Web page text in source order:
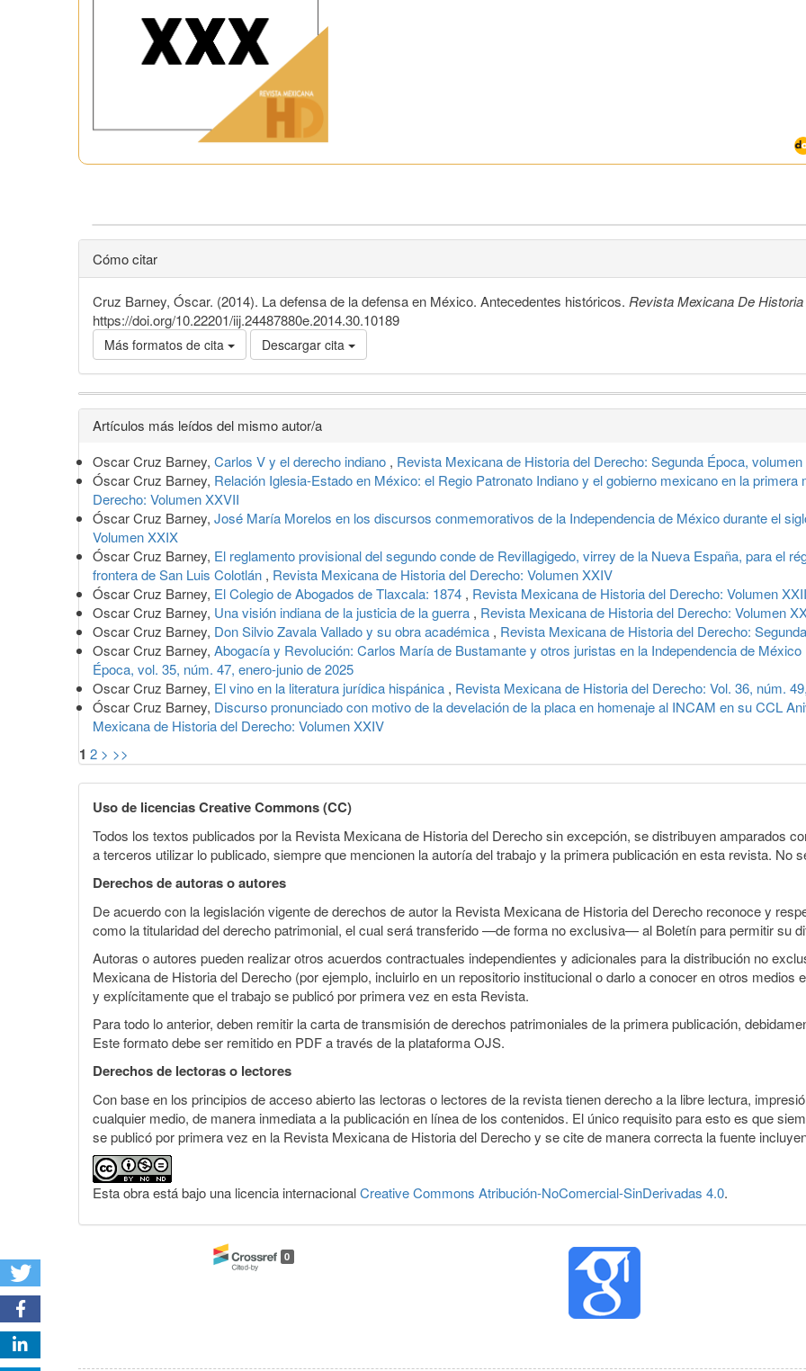
Cómo citar
Cruz Barney, Óscar. (2014). La defensa de la defensa en México. Antecedentes históricos. Revista Mexicana De
https://doi.org/10.22201/iij.24487880e.2014.30.10189
Más formatos de cita Descargar cita
Detalles
del
artículo
Artículos más leídos del mismo autor/a
Oscar Cruz Barney, Carlos V y el derecho indiano , Revista Mexicana de Historia del Derecho: Segunda Época,
Óscar Cruz Barney, Relación Iglesia-Estado en México: el Regio Patronato Indiano y el gobierno mexicano en la
Derecho: Volumen XXVII
Óscar Cruz Barney, José María Morelos en los discursos conmemorativos de la Independencia de México durante el
Volumen XXIX
Óscar Cruz Barney, El reglamento provisional del segundo conde de Revillagigedo, virrey de la Nueva España, para el
frontera de San Luis Colotlán , Revista Mexicana de Historia del Derecho: Volumen XXIV
Óscar Cruz Barney, El Colegio de Abogados de Tlaxcala: 1874 , Revista Mexicana de Historia del Derecho: Volumen
Oscar Cruz Barney, Una visión indiana de la justicia de la guerra , Revista Mexicana de Historia del Derecho: Volumen
Oscar Cruz Barney, Don Silvio Zavala Vallado y su obra académica , Revista Mexicana de Historia del Derecho:
Oscar Cruz Barney, Abogacía y Revolución: Carlos María de Bustamante y otros juristas en la Independencia de México
Época, vol. 35, núm. 47, enero-junio de 2025
Oscar Cruz Barney, El vino en la literatura jurídica hispánica , Revista Mexicana de Historia del Derecho: Vol. 36, núm.
Óscar Cruz Barney, Discurso pronunciado con motivo de la develación de la placa en homenaje al INCAM en su CCL
Mexicana de Historia del Derecho: Volumen XXIV
1 2 > >>
Uso de licencias Creative Commons (CC)
Todos los textos publicados por la Revista Mexicana de Historia del Derecho sin excepción, se distribuyen amparados
a terceros utilizar lo publicado, siempre que mencionen la autoría del trabajo y la primera publicación en esta revista. No
Derechos de autoras o autores
De acuerdo con la legislación vigente de derechos de autor la Revista Mexicana de Historia del Derecho reconoce y
como la titularidad del derecho patrimonial, el cual será transferido —de forma no exclusiva— al Boletín para permitir su
Autoras o autores pueden realizar otros acuerdos contractuales independientes y adicionales para la distribución no
Mexicana de Historia del Derecho (por ejemplo, incluirlo en un repositorio institucional o darlo a conocer en otros
y explícitamente que el trabajo se publicó por primera vez en esta Revista.
Para todo lo anterior, deben remitir la carta de transmisión de derechos patrimoniales de la primera publicación,
Este formato debe ser remitido en PDF a través de la plataforma OJS.
Derechos de lectoras o lectores
Con base en los principios de acceso abierto las lectoras o lectores de la revista tienen derecho a la libre lectura,
cualquier medio, de manera inmediata a la publicación en línea de los contenidos. El único requisito para esto es que
se publicó por primera vez en la Revista Mexicana de Historia del Derecho y se cite de manera correcta la fuente
Esta obra está bajo una licencia internacionalCreative Commons Atribución-NoComercial-SinDerivadas 4.0.
0